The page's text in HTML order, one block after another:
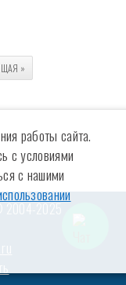
»
2025
работы сайта.
с условиями
с нашими